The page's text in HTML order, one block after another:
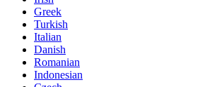
Greek
Turkish
Italian
Danish
Romanian
Indonesian